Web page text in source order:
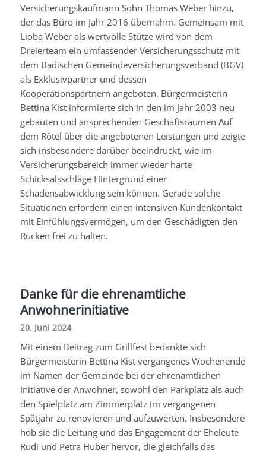
Versicherungskaufmann Sohn Thomas Weber hinzu,
der das Büro im Jahr 2016 übernahm. Gemeinsam mit
Lioba Weber als wertvolle Stütze wird von dem
Dreierteam ein umfassender Versicherungsschutz mit
dem Badischen Gemeindeversicherungsverband (BGV)
als Exklusivpartner und dessen
Kooperationspartnern angeboten. Bürgermeisterin
Bettina Kistinformierte sich in den im Jahr 2003 neu
gebauten und ansprechenden Geschäftsräumen Auf
dem Rötel über die angebotenen Leistungen und zeigte
sich insbesondere darüber beeindruckt, wie im
Versicherungsbereich immer wieder harte
Schicksalsschläge Hintergrund einer
Schadensabwicklung sein können. Gerade solche
Situationen erfordern einen intensiven Kundenkontakt
mit Einfühlungsvermögen, um den Geschädigten den
Rücken frei zu halten.
Danke für die ehrenamtliche
Anwohnerinitiative
20. Juni 2024
Mit einem Beitrag zum Grillfest bedankte sich
Bürgermeisterin Bettina Kistvergangenes Wochenende
im Namen der Gemeinde bei der ehrenamtlichen
Initiative der Anwohner, sowohl den Parkplatz als auch
den Spielplatz am Zimmerplatz im vergangenen
Spätjahr zu renovieren und aufzuwerten. Insbesondere
hob sie die Leitung und das Engagement der Eheleute
Rudi und Petra Huber hervor, die gleichfalls das